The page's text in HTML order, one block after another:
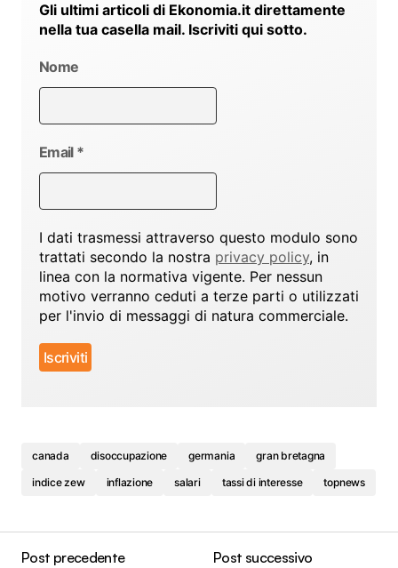
Gli ultimi articoli di Ekonomia.it direttamente
nella tua casella mail. Iscriviti qui sotto.
Nome
Email *
I dati trasmessi attraverso questo modulo sono
trattati secondo la nostra privacy policy, in
linea con la normativa vigente. Per nessun
motivo verranno ceduti a terze parti o utilizzati
per l'invio di messaggi di natura commerciale.
canada disoccupazione germania
gran bretagna
indice zew
inflazione salari tassi di interesse topnews
Post precedente
Post successivo